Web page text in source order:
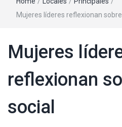
Mujeres líderes reflexionan
Mujeres
reflexionan
social